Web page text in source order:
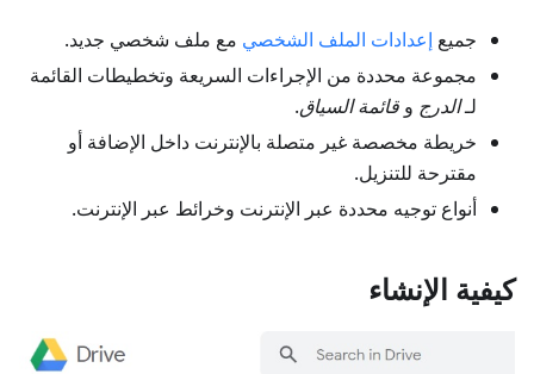
جميع إعدادات الملف الشخصي مع ملف شخصي جديد.
مجموعة محددة من الإجراءات السريعة وتخطيطات القائمة
لـالدرج و قائمة السياق.
خريطة مخصصة غير متصلة بالإنترنت داخل الإضافة أو
مقترحة للتنزيل.
أنواع توجيه محددة عبر الإنترنت وخرائط عبر الإنترنت.
كيفية الإنشاء